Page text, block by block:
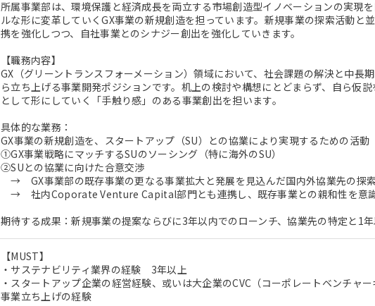
所属事業部は、環境保護と経済成長を両立する市場創造型イノベーションの実現
ルな形に変革していくGX事業の新規創造を担っています。新規事業の探索活動と
携を強化しつつ、自社事業とのシナジー創出を強化していきます。
【職務内容】
GX（グリーントランスフォーメーション）領域において、社会課題の解決と中長
ら立ち上げる事業開発ポジションです。机上の検討や構想にとどまらず、自ら仮
として形にしていく「手触り感」のある事業創出を担います。
具体的な業務：
GX事業の新規創造を、スタートアップ（SU）との協業により実現するための活動
①GX事業戦略にマッチするSUのソーシング（特に海外のSU）
②SUとの協業に向けた合意交渉
→ GX事業部の既存事業の更なる事業拡大と発展を見込んだ国内外協業先の探
→ 社内Coporate Venture Capital部門とも連携し、既存事業との親和性を意
期待する成果：新規事業の提案ならびに3年以内でのローンチ、協業先の特定と1
【MUST】
・サステナビリティ業界の経験 3年以上
・スタートアップ企業の経営経験、或いは大企業のCVC（コーポレートベンチャ
事業立ち上げの経験